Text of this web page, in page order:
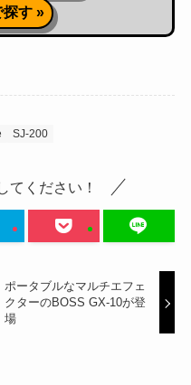
す »
SJ-200
てください！
ポータブルなマルチエフェ
クターのBOSS GX-10が登
場